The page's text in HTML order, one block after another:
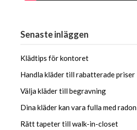
Senaste inläggen
Klädtips för kontoret
Handla kläder till rabatterade priser
Välja kläder till begravning
Dina kläder kan vara fulla med radon
Rätt tapeter till walk-in-closet